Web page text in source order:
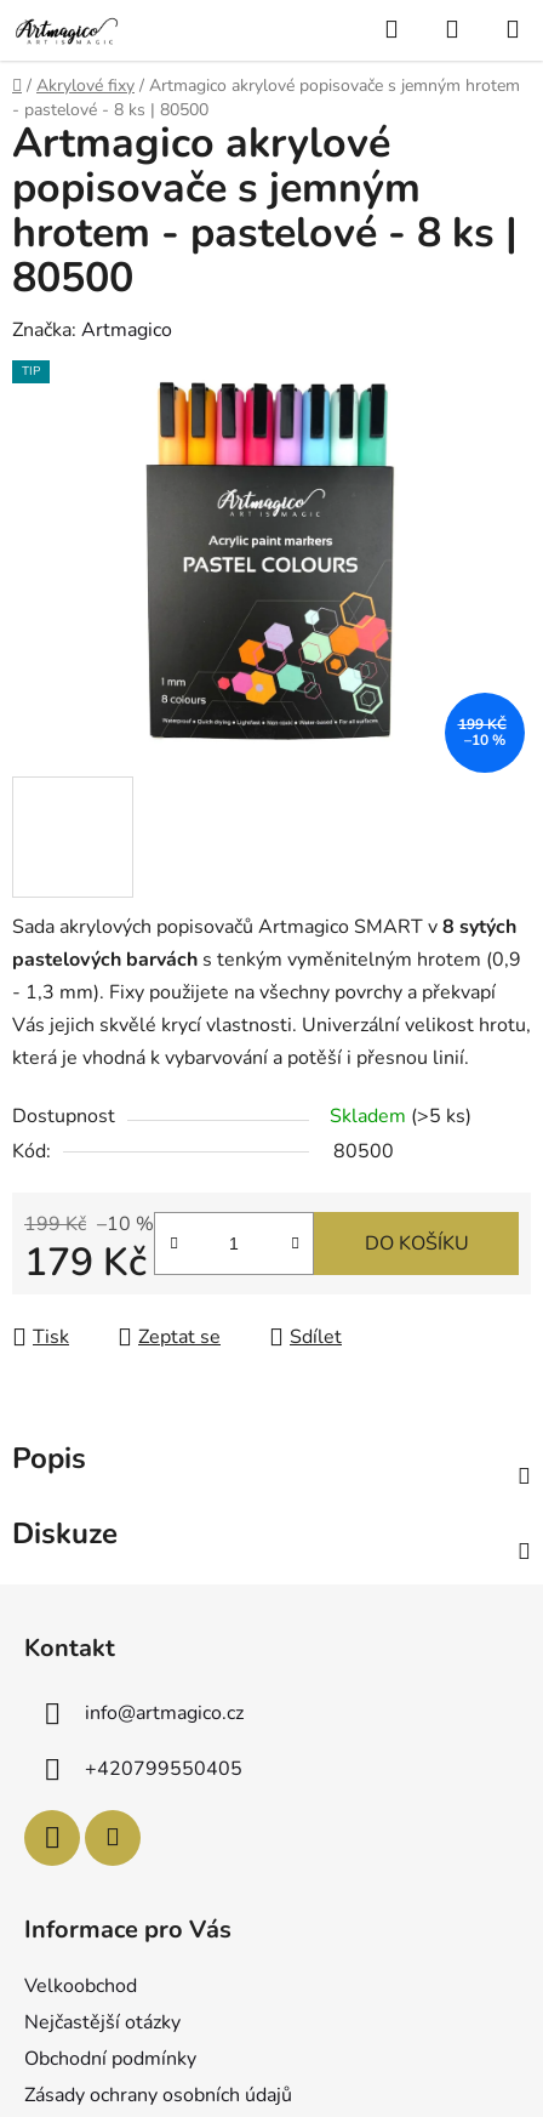
Přejít
na
obsah
Hledat
KOŠÍK
Domů
/ Akrylové fixy / Artmagico akrylové popisovače s jemným hrotem
- pastelové - 8 ks | 80500
Sada akrylových popisovačů Artmagico SMART v8 sytých
pastelových barvách s tenkým vyměnitelným hrotem (0,9
- 1,3 mm). Fixy použijete na všechny povrchy a překvapí
Vás jejich skvělé krycí vlastnosti. Univerzální velikost hrotu,
která je vhodná k vybarvování a potěší i přesnou linií.
Dostupnost Skladem (>5 ks)
Kód:
80500
199 Kč –10 %
179 Kč DO KOŠÍKU
Tisk Zeptat se Sdílet
Artmagico akrylové
popisovače s jemným
hrotem - pastelové - 8 ks |
80500
Značka: Artmagico
TIP
199 KČ
–10 %
Popis
Diskuze
Kontakt
info@artmagico.cz
+420799550405
Informace pro Vás
Velkoobchod
Nejčastější otázky
Obchodní podmínky
Zásady ochrany osobních údajů